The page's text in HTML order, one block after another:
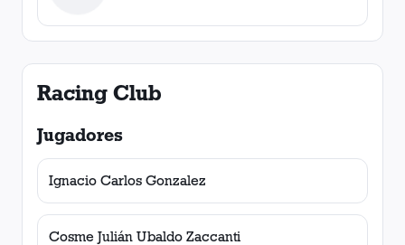
Racing Club
Jugadores
Ignacio Carlos Gonzalez
Cosme Julián Ubaldo Zaccanti